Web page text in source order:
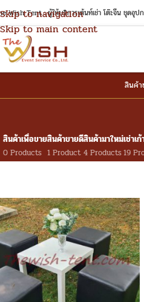
Skip to navigation
Skip to main content
Wish Tent : ผู้ให้บริการเต้นท์เช่า โต๊ะจีน ชุดอุ
สินค้
สินค้าเพื่อขาย
0 Products
สินค้าขายดี
1 Product
สินค้ามาใหม่
4 Products
เช่าเ
19